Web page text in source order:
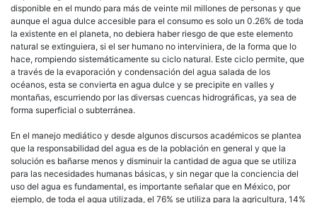
disponible en el mundo para más de veinte mil millones de personas y que
aunque el agua dulce accesible para el consumo es solo un 0.26% de toda
la existente en el planeta, no debiera haber riesgo de que este elemento
natural se extinguiera, si el ser humano no interviniera, de la forma que lo
hace, rompiendo sistemáticamente su ciclo natural. Este ciclo permite, que
a través de la evaporación y condensación del agua salada de los
océanos, esta se convierta en agua dulce y se precipite en valles y
montañas, escurriendo por las diversas cuencas hidrográficas, ya sea de
forma superficial o subterránea.
En el manejo mediático y desde algunos discursos académicos se plantea
que la responsabilidad del agua es de la población en general y que la
solución es bañarse menos y disminuir la cantidad de agua que se utiliza
para las necesidades humanas básicas, y sin negar que la conciencia del
uso del agua es fundamental, es importante señalar que en México, por
ejemplo, de toda el agua utilizada, el 76% se utiliza para la agricultura, 14%